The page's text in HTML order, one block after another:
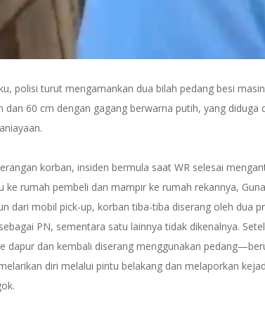
polisi turut mengamankan dua bilah pedang besi
dan 60 cm dengan gagang berwarna putih, yang diduga
korban, insiden bermula saat WR selesai
ke rumah pembeli dan mampir ke rumah rekannya,
dari mobil pick-up, korban tiba-tiba diserang oleh dua
PN, sementara satu lainnya tidak dikenalnya.
dapur dan kembali diserang menggunakan
diri melalui pintu belakang dan melaporkan